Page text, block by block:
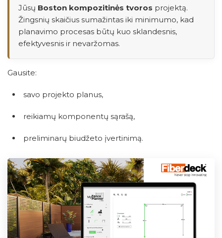
Jūsų Boston kompozitinės tvoros projektą.
Žingsnių skaičius sumažintas iki minimumo, kad
planavimo procesas būtų kuo sklandesnis,
efektyvesnis ir nevaržomas.
Gausite:
savo projekto planus,
reikiamų komponentų sąrašą,
preliminarų biudžeto įvertinimą.